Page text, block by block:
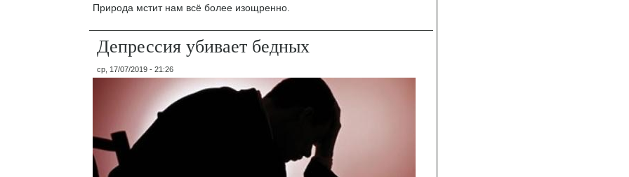
Природа мстит нам всё более изощренно.
Депрессия убивает бедных
ср, 17/07/2019 - 21:26